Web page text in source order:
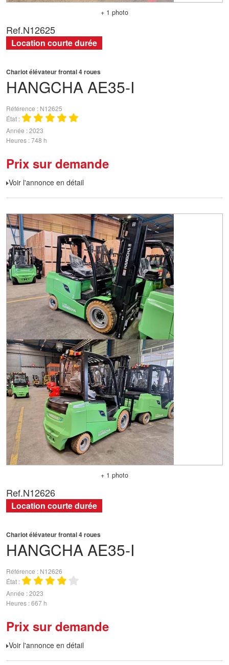
+ 1 photo
HANGCHAAE35-I
Chariot élévateur frontal 4 roues
Référence
N12625
État
Année 2023
Heures 748 h
Prix sur demande
Voir l'annonce en détail
Ref.N12625
Location courte durée
+ 1 photo
HANGCHAAE35-I
Chariot élévateur frontal 4 roues
Référence
N12626
État
Année 2023
Heures 667 h
Prix sur demande
Voir l'annonce en détail
Ref.N12626
Location courte durée